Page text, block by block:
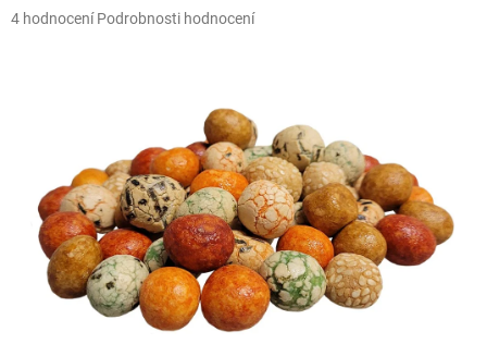
Průměrné
4 hodnocení Podrobnosti hodnocení